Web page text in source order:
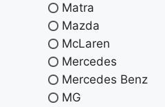
Matra
Mazda
McLaren
Mercedes
Mercedes Benz
MG